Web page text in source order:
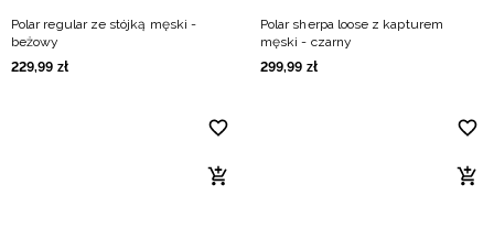
Polar regular ze stójką męski -
beżowy
229,99 zł
Polar sherpa loose z kapturem
męski - czarny
299,99 zł